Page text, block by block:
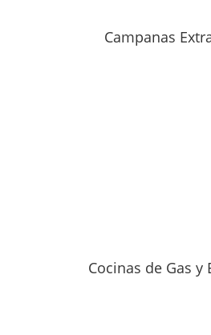
Campanas
Cocinas de Gas y